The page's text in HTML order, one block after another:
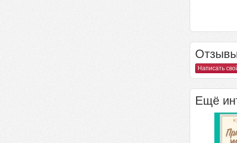
Написать
Ещё